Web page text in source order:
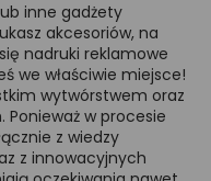
inne gadżety
akcesoriów, na
nadruki reklamowe
we właściwie miejsce!
wytwórstwem oraz
w procesie
z wiedzy
z innowacyjnych